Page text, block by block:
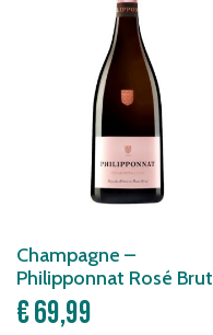
Champagne –
Philipponnat Rosé Brut
€69,99